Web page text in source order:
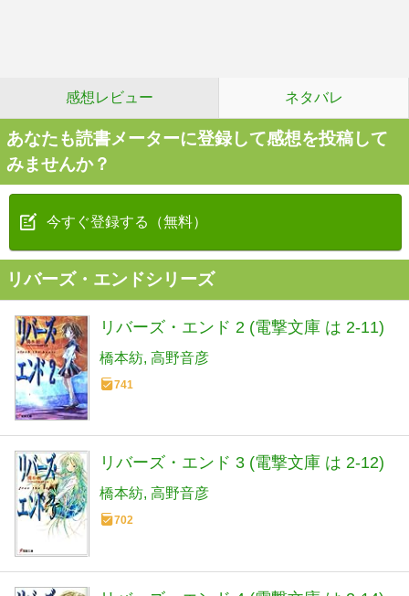
感想レビュー ネタバレ
あなたも読書メーターに登録して感想を投稿して
みませんか？
今すぐ登録する（無料）
リバーズ・エンドシリーズ
リバーズ・エンド 2 (電撃文庫 は 2-11)
橋本紡 高野音彦
741
リバーズ・エンド 3 (電撃文庫 は 2-12)
橋本紡 高野音彦
702